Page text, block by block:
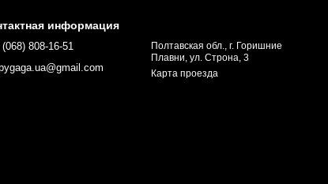
информация
808-16-51
Полтавская обл., г. Горишние
Плавни, ул. Строна, 3
Карта проезда